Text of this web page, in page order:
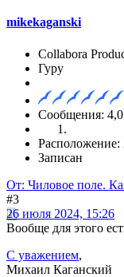
mikekaganski
Collabora
Гуру
Сообщения:
Записан
От: Чиловое поле.
#3
26 июля 2024, 15:26
Вообще для этого
С уважением,
Михаил Каганский